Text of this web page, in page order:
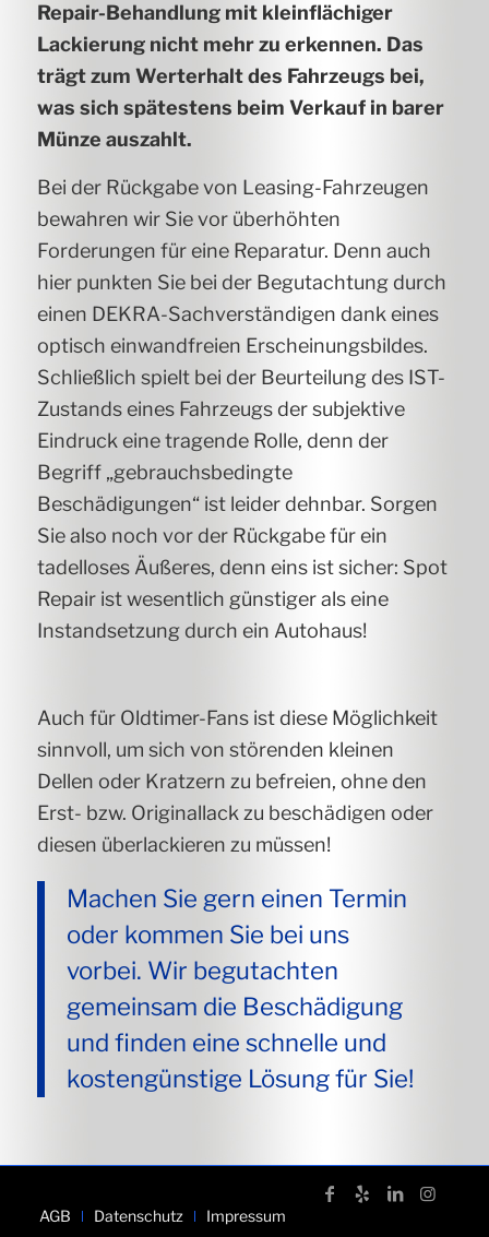
Repair-Behandlung mit kleinflächiger
Lackierung nicht mehr zu erkennen. Das
trägt zum Werterhalt des Fahrzeugs bei,
was sich spätestens beim Verkauf in barer
Münze auszahlt.
Bei der Rückgabe von Leasing-Fahrzeugen
bewahren wir Sie vor überhöhten
Forderungen für eine Reparatur. Denn auch
hier punkten Sie bei der Begutachtung durch
einen DEKRA-Sachverständigen dank eines
optisch einwandfreien Erscheinungsbildes.
Schließlich spielt bei der Beurteilung des IST-
Zustands eines Fahrzeugs der subjektive
Eindruck eine tragende Rolle, denn der
Begriff „gebrauchsbedingte
Beschädigungen“ ist leider dehnbar. Sorgen
Sie also noch vor der Rückgabe für ein
tadelloses Äußeres, denn eins ist sicher: Spot
Repair ist wesentlich günstiger als eine
Instandsetzung durch ein Autohaus!
Auch für Oldtimer-Fans ist diese Möglichkeit
sinnvoll, um sich von störenden kleinen
Dellen oder Kratzern zu befreien, ohne den
Erst- bzw. Originallack zu beschädigen oder
diesen überlackieren zu müssen!
Machen Sie gern einen Termin
oder kommen Sie bei uns
vorbei. Wir begutachten
gemeinsam die Beschädigung
und finden eine schnelle und
kostengünstige Lösung für Sie!
AGB Datenschutz Impressum